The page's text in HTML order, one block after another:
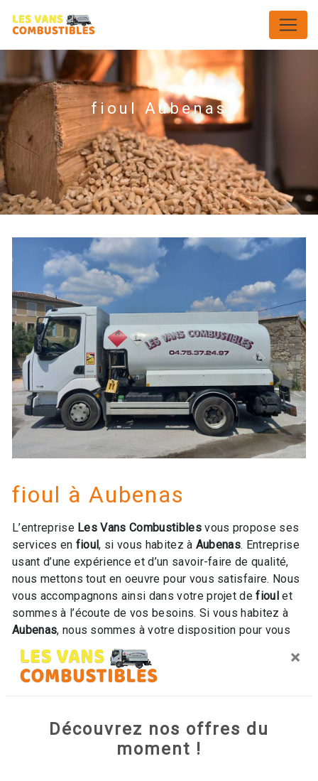
×
Découvrez nos offres du
moment !
fioul Aubenas
fioul à Aubenas
L’entreprise Les Vans Combustiblesvous propose ses
services en fioul, si vous habitez à Aubenas. Entreprise
usant d’une expérience et d’un savoir-faire de qualité,
nous mettons tout en oeuvre pour vous satisfaire. Nous
vous accompagnons ainsi dans votre projet defioul et
sommes à l’écoute de vos besoins. Si vous habitez à
Aubenas, nous sommes à votre disposition pour vous
transmettre les renseignements nécessaires à votre
projet defioul. Notre métier est avant tout notre passion
et le partager avec vous renforce encore plus notre
EN SAVOIR PLUS